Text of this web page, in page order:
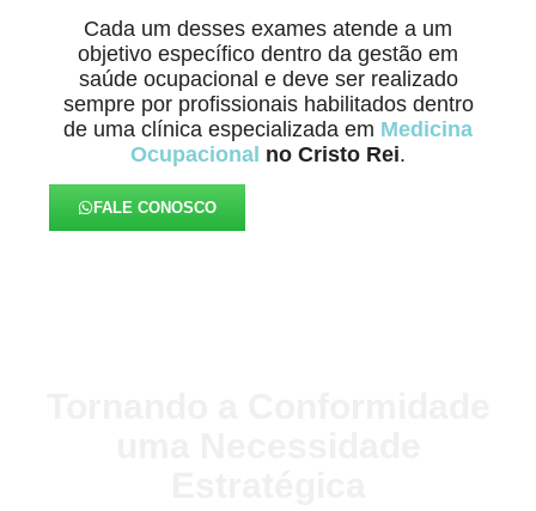
Cada um desses exames atende a um
objetivo específico dentro da gestão em
saúde ocupacional e deve ser realizado
sempre por profissionais habilitados dentro
de uma clínica especializada em Medicina
Ocupacional no Cristo Rei.
FALE CONOSCO